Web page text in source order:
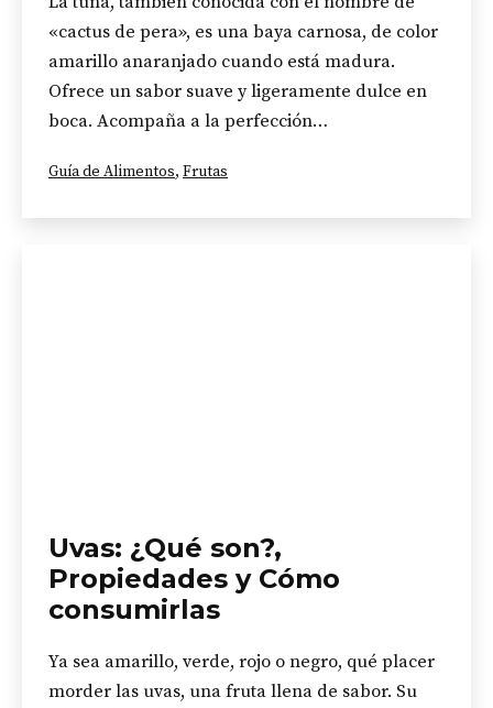
«cactus de pera», es una baya carnosa, de color
amarillo anaranjado cuando está madura.
Ofrece un sabor suave y ligeramente dulce en
boca. Acompaña a la perfección…
Categorizado
Guía de Alimentos, Frutas
Uvas: ¿Qué son?,
Propiedades y Cómo
consumirlas
Ya sea amarillo, verde, rojo o negro, qué placer
morder las uvas, una fruta llena de sabor. Su